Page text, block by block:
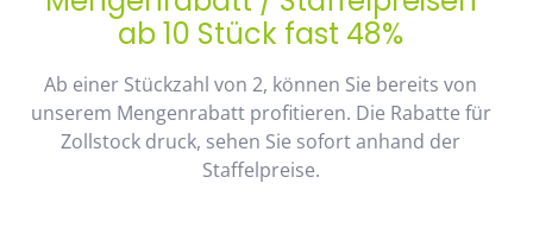
ab 10 Stück fast 48%
Ab einer Stückzahl von 2, können Sie bereits von
unserem Mengenrabatt profitieren. Die Rabatte für
Zollstock druck, sehen Sie sofort anhand der
Staffelpreise.